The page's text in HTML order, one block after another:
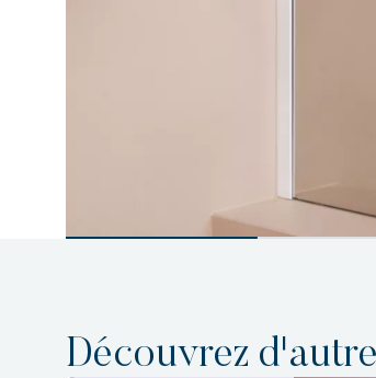
Découvrez